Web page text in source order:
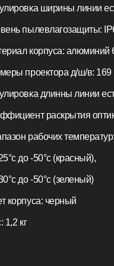
ширины линии
пылевлагозащиты:
корпуса: алюминий
проектора д/ш/в:
длинны линии
раскрытия
рабочих температур:
до -50°с (красный),
до -50°с (зеленый)
корпуса: черный
1,2 кг